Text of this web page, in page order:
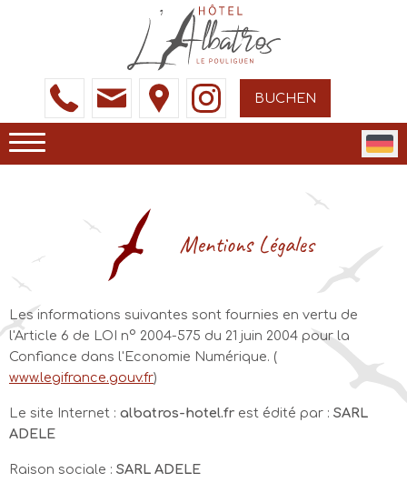
BUCHEN
Mentions Légales
Les informations suivantes sont fournies en vertu de
l'Article 6 de LOI n° 2004-575 du 21 juin 2004 pour la
Confiance dans l'Economie Numérique. (
www.legifrance.gouv.fr)
Le site Internet : albatros-hotel.fr est édité par : SARL
ADELE
Raison sociale : SARL ADELE